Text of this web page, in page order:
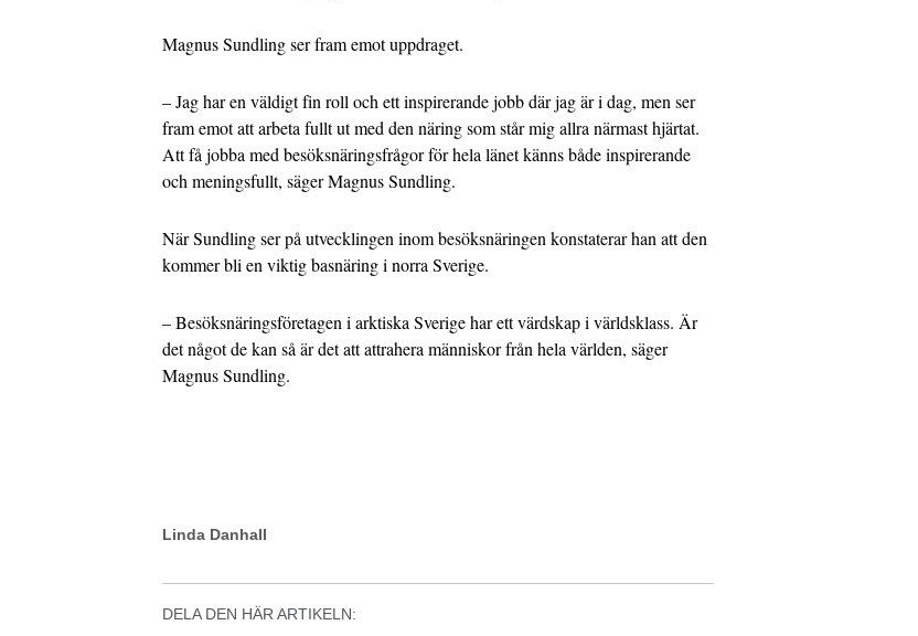
Magnus Sundling ser fram emot uppdraget.
– Jag har en väldigt fin roll och ett inspirerande jobb där jag är i dag, men ser
fram emot att arbeta fullt ut med den näring som står mig allra närmast hjärtat.
Att få jobba med besöksnäringsfrågor för hela länet känns både inspirerande
och meningsfullt, säger Magnus Sundling.
När Sundling ser på utvecklingen inom besöksnäringen konstaterar han att den
kommer bli en viktig basnäring i norra Sverige.
– Besöksnäringsföretagen i arktiska Sverige har ett värdskap i världsklass. Är
det något de kan så är det att attrahera människor från hela världen, säger
Magnus Sundling.
Linda Danhall
DELA DEN HÄR ARTIKELN: